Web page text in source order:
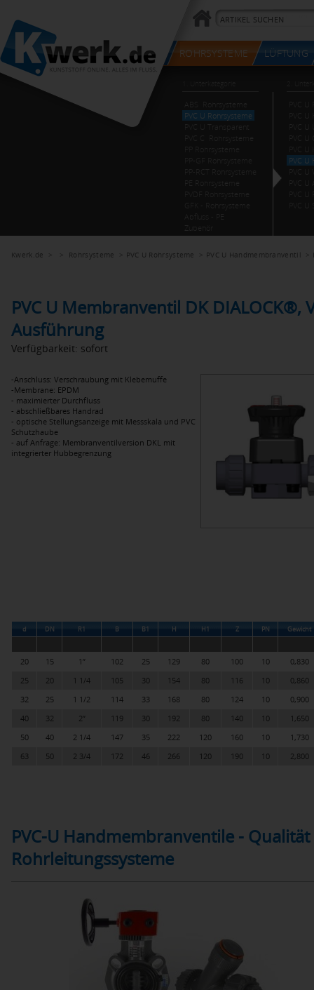
Kwerk.de > > Rohrsysteme > PVC U Rohrsysteme > PVC U Handmembranventil >
PVC U Membranventil DK
Ausführung
Verfügbarkeit: sofort
-Anschluss: Verschraubung mit Klebemuffe
-Membrane: EPDM
- maximierter Durchfluss
- abschließbares Handrad
- optische Stellungsanzeige mit Messskala und PVC
Schutzhaube
- auf Anfrage: Membranventilversion DKL mit
integrierter Hubbegrenzung
d DN R1 B B1 H H1 Z PN Gewicht
20 15 1” 102 25 129 80 100 10
0,830
25
20 1 1/4 105 30 154 80 116 10
0,860
32
25 1 1/2 114 33 168 80 124 10
0,900
40
32 2” 119 30 192 80 140 10
1,650
50
40 2 1/4 147 35 222 120 160 10
1,730
63
50 2 3/4 172 46 266 120 190 10 2,800
PVC-U Handmembranventile -
Rohrleitungssysteme